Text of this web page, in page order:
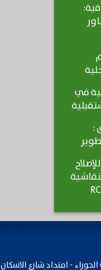
في
:
- امتداد شارع الاسكان